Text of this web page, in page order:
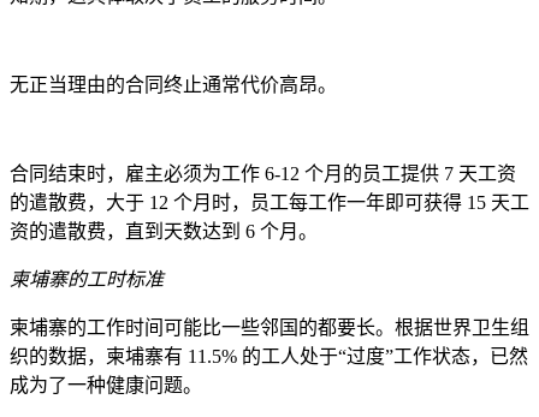
无正当理由的合同终止通常代价高昂。
合同结束时，雇主必须为工作 6-12 个月的员工提供 7 天工资
的遣散费，大于 12 个月时，员工每工作一年即可获得 15 天工
资的遣散费，直到天数达到 6 个月。
柬埔寨的工时标准
柬埔寨的工作时间可能比一些邻国的都要长。根据世界卫生组
织的数据，柬埔寨有 11.5% 的工人处于“过度”工作状态，已然
成为了一种健康问题。